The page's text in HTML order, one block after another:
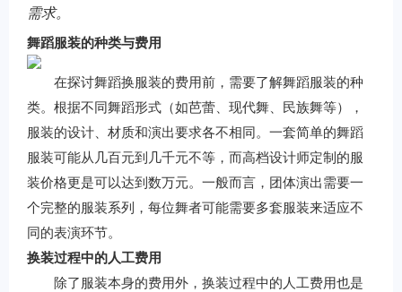
需求。
舞蹈服装的种类与费用
在探讨舞蹈换服装的费用前，需要了解舞蹈服装的种
类。根据不同舞蹈形式（如芭蕾、现代舞、民族舞等），
服装的设计、材质和演出要求各不相同。一套简单的舞蹈
服装可能从几百元到几千元不等，而高档设计师定制的服
装价格更是可以达到数万元。一般而言，团体演出需要一
个完整的服装系列，每位舞者可能需要多套服装来适应不
同的表演环节。
换装过程中的人工费用
除了服装本身的费用外，换装过程中的人工费用也是